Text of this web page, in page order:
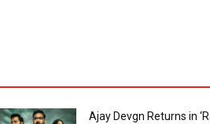
Ajay Devgn Returns in